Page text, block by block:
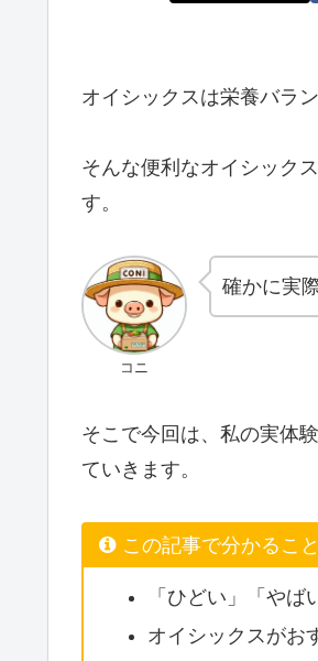
オイシックスは栄養バラ
そんな便利なオイシック
す。
コニ
確かに実
そこで今回は、私の実体
ていきます。
この記事で分かること
「ひどい」「や
オイシックスがお